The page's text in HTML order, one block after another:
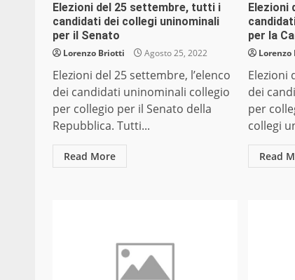
Elezioni del 25 settembre, tutti i
candidati dei collegi uninominali
per il Senato
Lorenzo Briotti Agosto 25, 2022
Elezioni del 25 settembre, l’elenco
dei candidati uninominali collegio
per collegio per il Senato della
Repubblica. Tutti...
Read More
Elezioni
per la
Elezioni
dei
per
collegi
Read